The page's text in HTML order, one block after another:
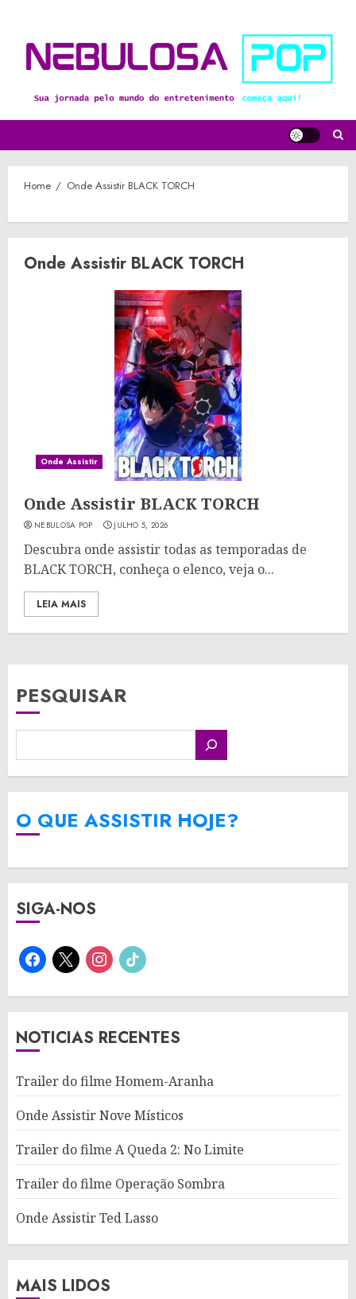
content
Home Onde Assistir BLACK TORCH
Onde Assistir BLACK TORCH
Onde Assistir
Onde Assistir BLACK TORCH
NEBULOSA POP JULHO 5, 2026
Descubra onde assistir todas as temporadas de
BLACK TORCH, conheça o elenco, veja o...
LEIA MAIS
PESQUISAR
O QUE ASSISTIR HOJE?
SIGA-NOS
facebook
x instagram
tiktok
NOTICIAS RECENTES
Trailer do filme Homem-Aranha
Onde Assistir Nove Místicos
Trailer do filme A Queda 2: No Limite
Trailer do filme Operação Sombra
Onde Assistir Ted Lasso
MAIS LIDOS